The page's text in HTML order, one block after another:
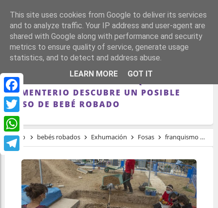
Facebook
Twitter
WhatsApp
Telegram
LA EXCAVACIÓN QUE BUSCA A
REPRESALIADOS DEL FRANQUISMO EN EL
CEMENTERIO DESCUBRE UN POSIBLE
CASO DE BEBÉ ROBADO
Inicio bebés robados Exhumación Fosas franquismo
This site uses cookies from Google to deliver its services
and to analyze traffic. Your IP address and user-agent are
shared with Google along with performance and security
metrics to ensure quality of service, generate usage
statistics, and to detect and address abuse.
LEARN MORE
GOT IT